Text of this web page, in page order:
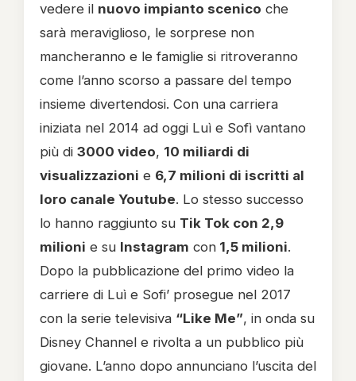
vedere il nuovo impianto scenico che
sarà meraviglioso, le sorprese non
mancheranno e le famiglie si ritroveranno
come l’anno scorso a passare del tempo
insieme divertendosi. Con una carriera
iniziata nel 2014 ad oggi Luì e Sofì vantano
più di 3000 video, 10 miliardi di
visualizzazioni e 6,7 milioni di iscritti al
loro canale Youtube. Lo stesso successo
lo hanno raggiunto su Tik Tok con 2,9
milioni e su Instagram con 1,5 milioni.
Dopo la pubblicazione del primo video la
carriere di Luì e Sofi’ prosegue nel 2017
con la serie televisiva “Like Me”, in onda su
Disney Channel e rivolta a un pubblico più
giovane. L’anno dopo annunciano l’uscita del